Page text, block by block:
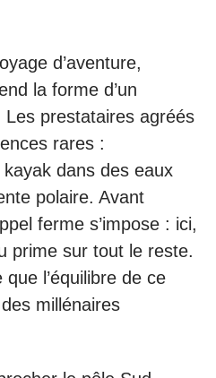
d’aventure,
la forme d’un
prestataires agréés
rares :
dans des eaux
polaire. Avant
ferme s’impose : ici,
prime sur tout le reste.
que l’équilibre de ce
millénaires